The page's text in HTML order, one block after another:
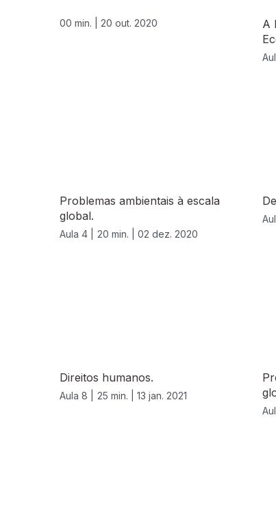
00 min. | 20 out. 2020
A
Problemas ambientais à escala
global.
Aula 4 | 20 min. | 02 dez. 2020
Direitos humanos.
Aula 8 | 25 min. | 13 jan. 2021